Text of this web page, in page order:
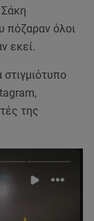
πόζαραν όλοι
εκεί.
της